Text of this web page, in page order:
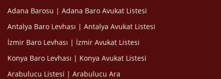
Adana Barosu | Adana Baro Avukat Listesi
Antalya Baro Levhası | Antalya Avukat Listesi
İzmir Baro Levhası | İzmir Avukat Listesi
Konya Baro Levhası | Konya Avukat Listesi
Arabulucu Listesi | Arabulucu Ara